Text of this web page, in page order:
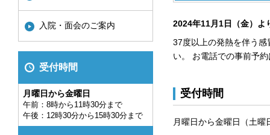
2024年11月1日（金）よ
37度以上の発熱を伴う
い。 お電話での事前予
受付時間
月曜日から金曜日（土
入院・面会のご案内
受付時間
月曜日から金曜日
午前：8時から11時30分まで
午後：12時30分から15時30分まで